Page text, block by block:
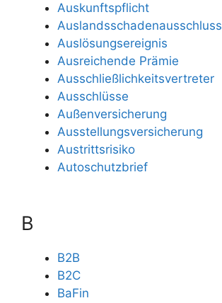
Auskunftspflicht
Auslandsschadenausschluss
Auslösungsereignis
Ausreichende Prämie
Ausschließlichkeitsvertreter
Ausschlüsse
Außenversicherung
Ausstellungsversicherung
Austrittsrisiko
Autoschutzbrief
B
B2B
B2C
BaFin